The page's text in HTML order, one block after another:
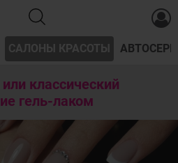
САЛОНЫ КРАСОТЫ
классический
гель-лаком